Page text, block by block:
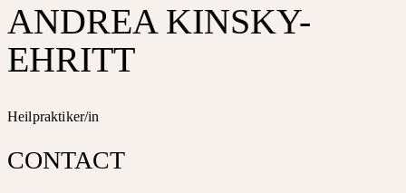
ANDREA KINSKY-
EHRITT
Heilpraktiker/in
CONTACT